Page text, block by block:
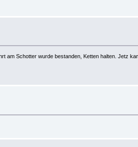
am Schotter wurde bestanden, Ketten halten. Jetz